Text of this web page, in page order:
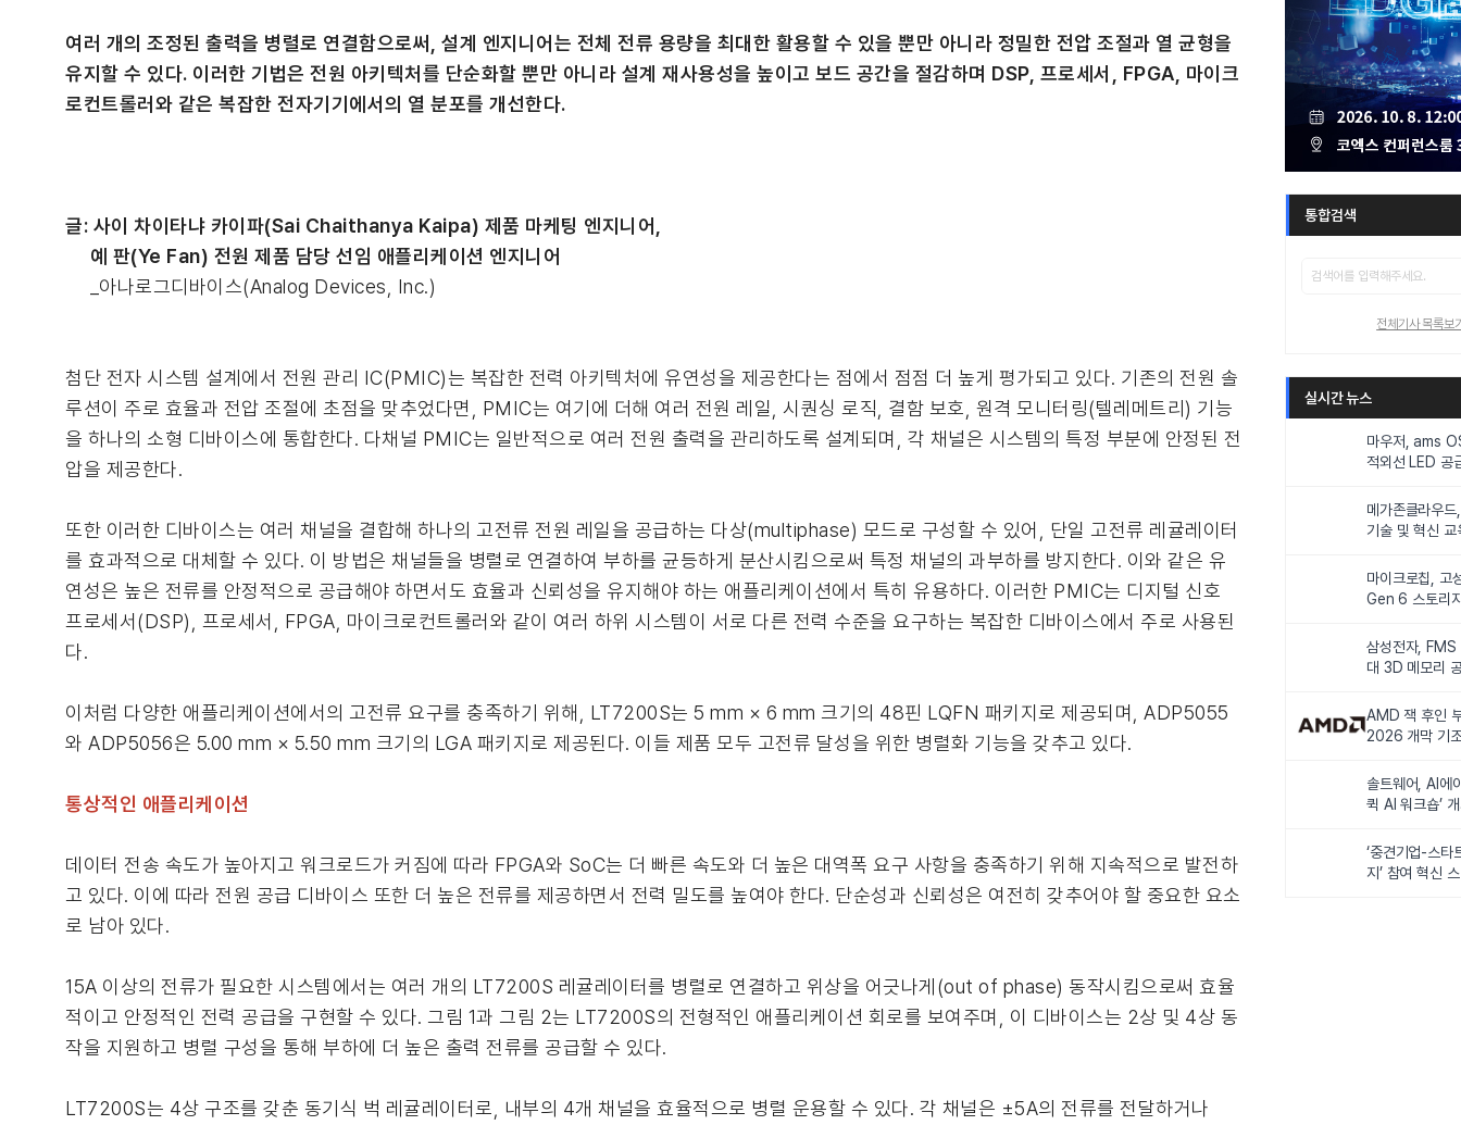
여러 개의 조정된 출력을 병렬로 연결함으로써, 설계 엔지니어는 전체 전류 용량을 최대한 활용할 수 있을 뿐만 아니라 정밀한 전압 조절과 열 균형을
유지할 수 있다. 이러한 기법은 전원 아키텍처를 단순화할 뿐만 아니라 설계 재사용성을 높이고 보드 공간을 절감하며 DSP, 프로세서, FPGA, 마이크
로컨트롤러와 같은 복잡한 전자기기에서의 열 분포를 개선한다.
글: 사이 차이타냐 카이파(Sai Chaithanya Kaipa) 제품 마케팅 엔지니어,
예 판(Ye Fan) 전원 제품 담당 선임 애플리케이션 엔지니어
_아나로그디바이스(Analog Devices, Inc.)
첨단 전자 시스템 설계에서 전원 관리 IC(PMIC)는 복잡한 전력 아키텍처에 유연성을 제공한다는 점에서 점점 더 높게 평가되고 있다. 기존의 전원 솔
루션이 주로 효율과 전압 조절에 초점을 맞추었다면, PMIC는 여기에 더해 여러 전원 레일, 시퀀싱 로직, 결함 보호, 원격 모니터링(텔레메트리) 기능
을 하나의 소형 디바이스에 통합한다. 다채널 PMIC는 일반적으로 여러 전원 출력을 관리하도록 설계되며, 각 채널은 시스템의 특정 부분에 안정된 전
압을 제공한다.
또한 이러한 디바이스는 여러 채널을 결합해 하나의 고전류 전원 레일을 공급하는 다상(multiphase) 모드로 구성할 수 있어, 단일 고전류 레귤레이터
를 효과적으로 대체할 수 있다. 이 방법은 채널들을 병렬로 연결하여 부하를 균등하게 분산시킴으로써 특정 채널의 과부하를 방지한다. 이와 같은 유
연성은 높은 전류를 안정적으로 공급해야 하면서도 효율과 신뢰성을 유지해야 하는 애플리케이션에서 특히 유용하다. 이러한 PMIC는 디지털 신호
프로세서(DSP), 프로세서, FPGA, 마이크로컨트롤러와 같이 여러 하위 시스템이 서로 다른 전력 수준을 요구하는 복잡한 디바이스에서 주로 사용된
다.
이처럼 다양한 애플리케이션에서의 고전류 요구를 충족하기 위해, LT7200S는 5 mm × 6 mm 크기의 48핀 LQFN 패키지로 제공되며, ADP5055
와 ADP5056은 5.00 mm × 5.50 mm 크기의 LGA 패키지로 제공된다. 이들 제품 모두 고전류 달성을 위한 병렬화 기능을 갖추고 있다.
통상적인 애플리케이션
데이터 전송 속도가 높아지고 워크로드가 커짐에 따라 FPGA와 SoC는 더 빠른 속도와 더 높은 대역폭 요구 사항을 충족하기 위해 지속적으로 발전하
고 있다. 이에 따라 전원 공급 디바이스 또한 더 높은 전류를 제공하면서 전력 밀도를 높여야 한다. 단순성과 신뢰성은 여전히 갖추어야 할 중요한 요소
로 남아 있다.
15A 이상의 전류가 필요한 시스템에서는 여러 개의 LT7200S 레귤레이터를 병렬로 연결하고 위상을 어긋나게(out of phase) 동작시킴으로써 효율
적이고 안정적인 전력 공급을 구현할 수 있다. 그림 1과 그림 2는 LT7200S의 전형적인 애플리케이션 회로를 보여주며, 이 디바이스는 2상 및 4상 동
작을 지원하고 병렬 구성을 통해 부하에 더 높은 출력 전류를 공급할 수 있다.
LT7200S는 4상 구조를 갖춘 동기식 벅 레귤레이터로, 내부의 4개 채널을 효율적으로 병렬 운용할 수 있다. 각 채널은 ±5A의 전류를 전달하거나
통합검색
전체기사 목록보
실시간 뉴스
마우저, ams
적외선 LED 공
메가존클라우드
기술 및 혁신
마이크로칩, 고
Gen 6 스토리
삼성전자,
대 3D 메모리
AMD 잭 후인
2026 개막 기
솔트웨어, AI에
퀵 AI 워크숍’
‘중견기업-스타
지’ 참여 혁신